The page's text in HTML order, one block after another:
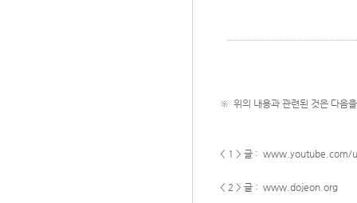
※ 위의 내용과 관련된 것은 다음
< 1 > 글 : www.youtube.com/
< 2 > 글 : www.dojeon.org